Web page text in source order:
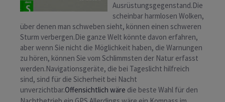
Ausrüstungsgegenstand.Die
scheinbar harmlosen Wolken,
über denen man schweben sieht, können einen schweren
Sturm verbergen.Die ganze Welt könnte davon erfahren,
aber wenn Sie nicht die Möglichkeit haben, die Warnungen
zu hören, können Sie vom Schlimmsten der Natur erfasst
werden.Navigationsgeräte, die bei Tageslicht hilfreich
sind, sind für die Sicherheit bei Nacht
unverzichtbar.Offensichtlich wäre die beste Wahl für den